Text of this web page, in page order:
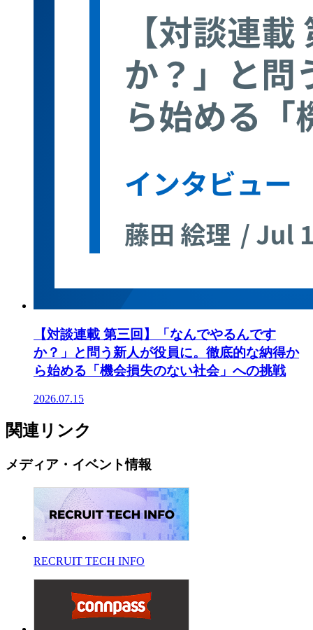
【対談連載 第三回】「なんでやるんです
か？」と問う新人が役員に。徹底的な納得か
ら始める「機会損失のない社会」への挑戦
2026.07.15
関連リンク
メディア・イベント情報
RECRUIT TECH INFO